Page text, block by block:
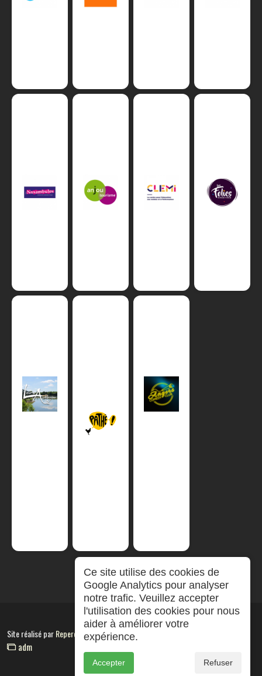
Site réalisé parRepereCom
adm
Ce site utilise des cookies de
Google Analytics pour analyser
notre trafic. Veuillez accepter
l'utilisation des cookies pour nous
aider à améliorer votre
expérience.
Accepter Refuser